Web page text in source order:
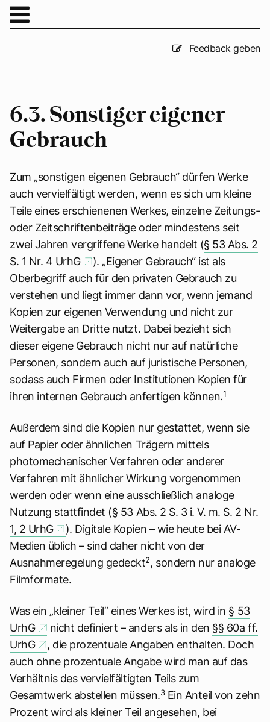
Feedback geben
6.3. Sonstiger eigener
Gebrauch
Zum „sonstigen eigenen Gebrauch“ dürfen Werke
auch vervielfältigt werden, wenn es sich um kleine
Teile eines erschienenen Werkes, einzelne Zeitungs-
oder Zeitschriftenbeiträge oder mindestens seit
zwei Jahren vergriffene Werke handelt (§ 53 Abs. 2
S. 1 Nr. 4 UrhG
). „Eigener Gebrauch“ ist als
Oberbegriff auch für den privaten Gebrauch zu
verstehen und liegt immer dann vor, wenn jemand
Kopien zur eigenen Verwendung und nicht zur
Weitergabe an Dritte nutzt. Dabei bezieht sich
dieser eigene Gebrauch nicht nur auf natürliche
Personen, sondern auch auf juristische Personen,
sodass auch Firmen oder Institutionen Kopien für
ihren internen Gebrauch anfertigen können.1
Außerdem sind die Kopien nur gestattet, wenn sie
auf Papier oder ähnlichen Trägern mittels
photomechanischer Verfahren oder anderer
Verfahren mit ähnlicher Wirkung vorgenommen
werden oder wenn eine ausschließlich analoge
Nutzung stattfindet (§ 53 Abs. 2 S. 3 i. V. m. S. 2 Nr.
1, 2 UrhG
). Digitale Kopien – wie heute bei AV-
Medien üblich – sind daher nicht von der
Ausnahmeregelung gedeckt2 , sondern nur analoge
Filmformate.
Was ein „kleiner Teil“ eines Werkes ist, wird in § 53
UrhG
nicht definiert – anders als in den §§ 60a ff.
UrhG
, die prozentuale Angaben enthalten. Doch
auch ohne prozentuale Angabe wird man auf das
Verhältnis des vervielfältigten Teils zum
Gesamtwerk abstellen müssen.3Ein Anteil von zehn
Prozent wird als kleiner Teil angesehen, bei